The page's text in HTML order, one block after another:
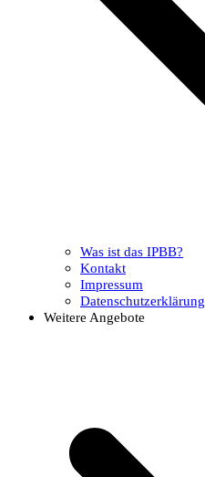
Was ist das IPBB?
Kontakt
Impressum
Datenschutzerklärung
Weitere Angebote